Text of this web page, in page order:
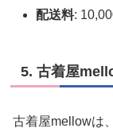
配送料:
5. 古着屋
古着屋mellowは